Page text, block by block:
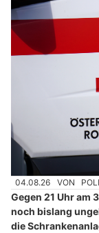
04.08.26 VON
Gegen 21 Uhr am
noch bislang
die